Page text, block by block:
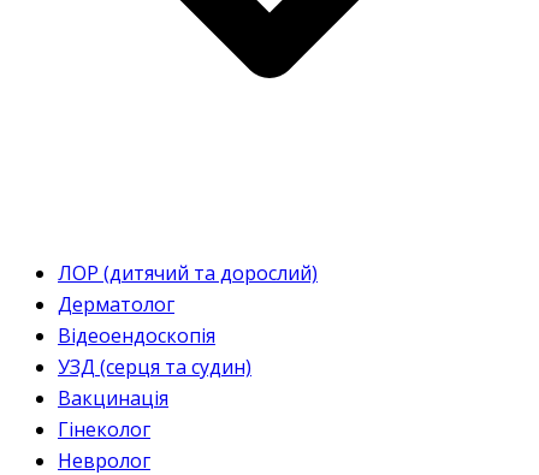
ЛОР (дитячий та дорослий)
Дерматолог
Відеоендоскопія
УЗД (серця та судин)
Вакцинація
Гінеколог
Невролог